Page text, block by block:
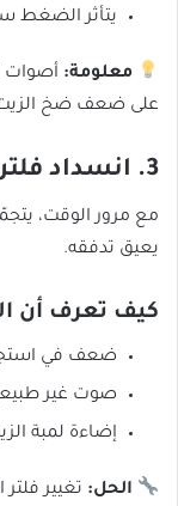
يتأثر الضغط
معلومة: أصوات
على ضعف ضخ
3. انسداد فلتر الزيت
مع مرور الوقت،
يعيق تدفقه.
كيف تعرف أن
ضعف في
صوت غير
إضاءة لمبة
الحل: